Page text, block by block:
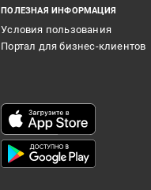
ПОЛЕЗНАЯ ИНФОРМАЦИЯ
Условия пользования
Портал для бизнес-клиентов